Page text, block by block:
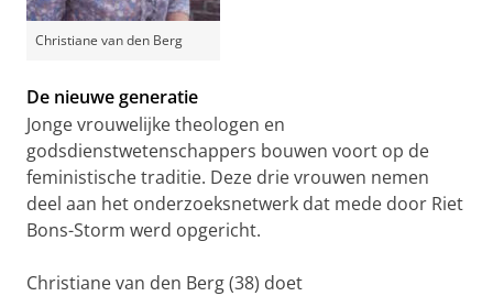
Christiane van den Berg
De nieuwe generatie
Jonge vrouwelijke theologen en
godsdienstwetenschappers bouwen voort op de
feministische traditie. Deze drie vrouwen nemen
deel aan het onderzoeksnetwerk dat mede door Riet
Bons-Storm werd opgericht.
Christiane van den Berg (38) doet